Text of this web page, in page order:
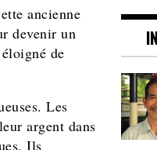
ancienne
devenir un
de
Les
argent dans
Ils